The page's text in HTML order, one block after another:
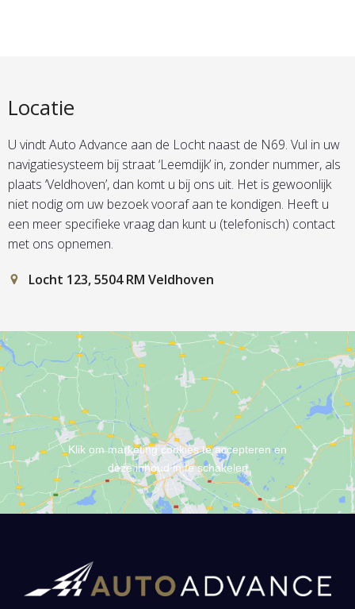
Locatie
U vindt Auto Advance aan de Locht naast de N69. Vul in uw
navigatiesysteem bij straat ‘Leemdijk’ in, zonder nummer, als
plaats ‘Veldhoven’, dan komt u bij ons uit. Het is gewoonlijk
niet nodig om uw bezoek vooraf aan te kondigen. Heeft u
een meer specifieke vraag dan kunt u (telefonisch) contact
met ons opnemen.
Locht 123, 5504 RM Veldhoven
Klik om marketing cookies te accepteren en
deze inhoud in te schakelen